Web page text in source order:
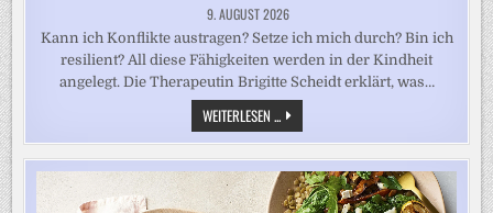
9. AUGUST 2026
Kann ich Konflikte austragen? Setze ich mich durch? Bin ich
resilient? All diese Fähigkeiten werden in der Kindheit
angelegt. Die Therapeutin Brigitte Scheidt erklärt, was…
WEITERLESEN ... LEBENSWICHTIGE
FÄHIGKEITEN:
„ELTERN
SIND
ZENTRAL
FÜR
DEN